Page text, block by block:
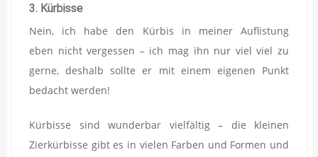
3. Kürbisse
Nein, ich habe den Kürbis in meiner Auflistung
eben nicht vergessen – ich mag ihn nur viel viel zu
gerne, deshalb sollte er mit einem eigenen Punkt
bedacht werden!
Kürbisse sind wunderbar vielfältig – die kleinen
Zierkürbisse gibt es in vielen Farben und Formen und